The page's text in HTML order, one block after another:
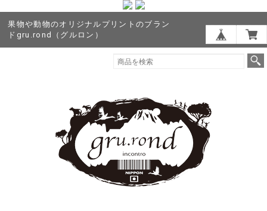
果物や動物のオリジナルプリントのブラン
ドgru.rond（グルロン）